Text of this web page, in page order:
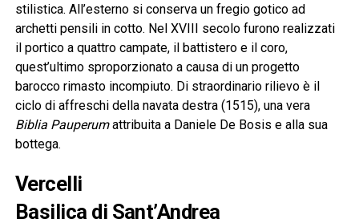
stilistica. All’esterno si conserva un fregio gotico ad
archetti pensili in cotto. Nel XVIII secolo furono realizzati
il portico a quattro campate, il battistero e il coro,
quest’ultimo sproporzionato a causa di un progetto
barocco rimasto incompiuto. Di straordinario rilievo è il
ciclo di affreschi della navata destra (1515), una vera
Biblia Pauperumattribuita a Daniele De Bosis e alla sua
bottega.
Vercelli
Basilica di Sant’Andrea